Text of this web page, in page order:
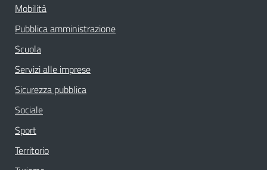
Mobilità
Pubblica amministrazione
Scuola
Servizi alle imprese
Sicurezza pubblica
Sociale
Sport
Territorio